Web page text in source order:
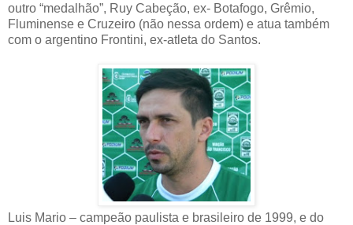
outro “medalhão”, Ruy Cabeção, ex- Botafogo, Grêmio,
Fluminense e Cruzeiro (não nessa ordem) e atua também
com o argentino Frontini, ex-atleta do Santos.
Luis Mario – campeão paulista e brasileiro de 1999, e do